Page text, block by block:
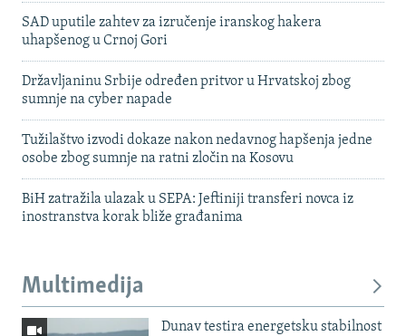
SAD uputile zahtev za izručenje iranskog hakera
uhapšenog u Crnoj Gori
Državljaninu Srbije određen pritvor u Hrvatskoj zbog
sumnje na cyber napade
Tužilaštvo izvodi dokaze nakon nedavnog hapšenja jedne
osobe zbog sumnje na ratni zločin na Kosovu
BiH zatražila ulazak u SEPA: Jeftiniji transferi novca iz
inostranstva korak bliže građanima
Multimedija
Dunav testira energetsku stabilnost